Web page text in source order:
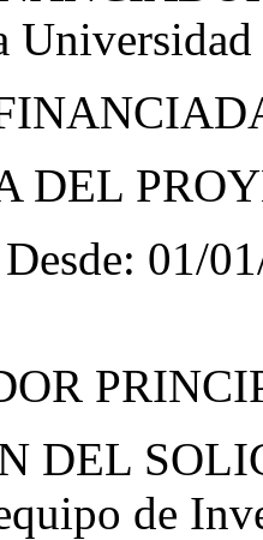
DEL
01/
DEL
de